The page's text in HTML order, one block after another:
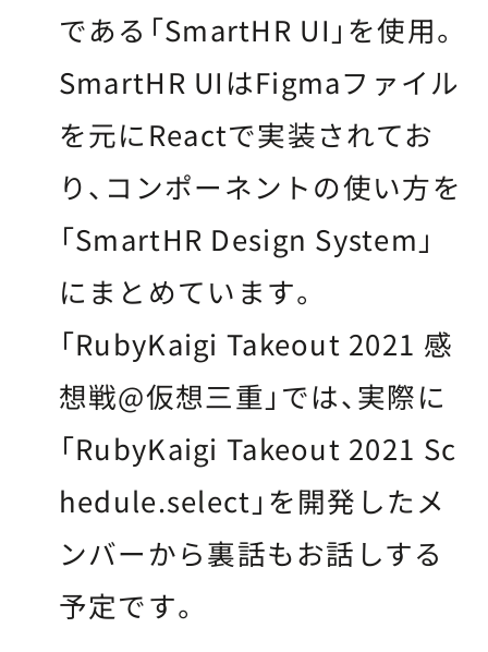
である「SmartHR UI」を使用。
SmartHR UIはFigmaファイル
を元にReactで実装されてお
り、コンポーネントの使い方を
「SmartHR Design System」
にまとめています。
「RubyKaigi Takeout 2021 感
想戦@仮想三重」では、実際に
「RubyKaigi Takeout 2021 Sc
hedule.select」を開発したメ
ンバーから裏話もお話しする
予定です。